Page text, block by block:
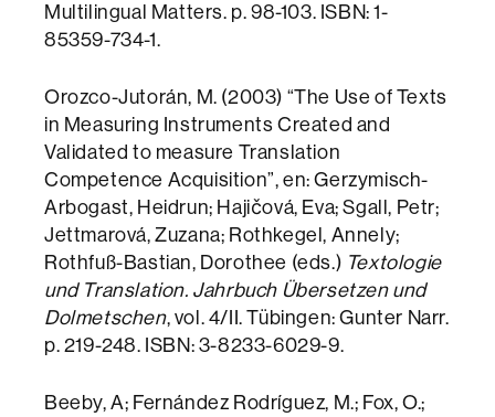
Multilingual Matters. p. 98-103. ISBN: 1-
85359-734-1.
Orozco-Jutorán, M. (2003) “The Use of Texts
in Measuring Instruments Created and
Validated to measure Translation
Competence Acquisition”, en: Gerzymisch-
Arbogast, Heidrun; Hajičová, Eva; Sgall, Petr;
Jettmarová, Zuzana; Rothkegel, Annely;
Rothfuß-Bastian, Dorothee (eds.) Textologie
und Translation. Jahrbuch Übersetzen und
Dolmetschen, vol. 4/II. Tübingen: Gunter Narr.
p. 219-248. ISBN: 3-8233-6029-9.
Beeby, A; Fernández Rodríguez, M.; Fox, O.;